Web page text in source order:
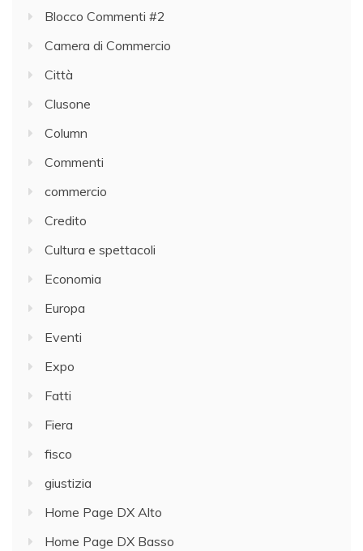
Blocco Commenti #2
Camera di Commercio
Città
Clusone
Column
Commenti
commercio
Credito
Cultura e spettacoli
Economia
Europa
Eventi
Expo
Fatti
Fiera
fisco
giustizia
Home Page DX Alto
Home Page DX Basso